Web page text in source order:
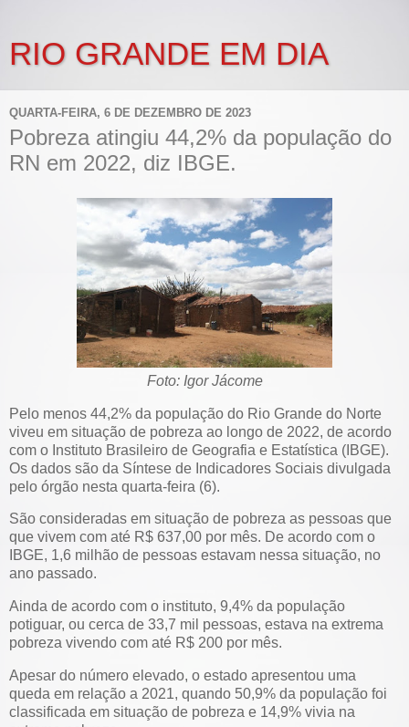
RIO GRANDE EM DIA
QUARTA-FEIRA, 6 DE DEZEMBRO DE 2023
Pobreza atingiu 44,2% da população do
RN em 2022, diz IBGE.
Foto: Igor Jácome
Pelo menos 44,2% da população do Rio Grande do Norte
viveu em situação de pobreza ao longo de 2022, de acordo
com o Instituto Brasileiro de Geografia e Estatística (IBGE).
Os dados são da Síntese de Indicadores Sociais divulgada
pelo órgão nesta quarta-feira (6).
São consideradas em situação de pobreza as pessoas que
que vivem com até R$ 637,00 por mês. De acordo com o
IBGE, 1,6 milhão de pessoas estavam nessa situação, no
ano passado.
Ainda de acordo com o instituto, 9,4% da população
potiguar, ou cerca de 33,7 mil pessoas, estava na extrema
pobreza vivendo com até R$ 200 por mês.
Apesar do número elevado, o estado apresentou uma
queda em relação a 2021, quando 50,9% da população foi
classificada em situação de pobreza e 14,9% vivia na